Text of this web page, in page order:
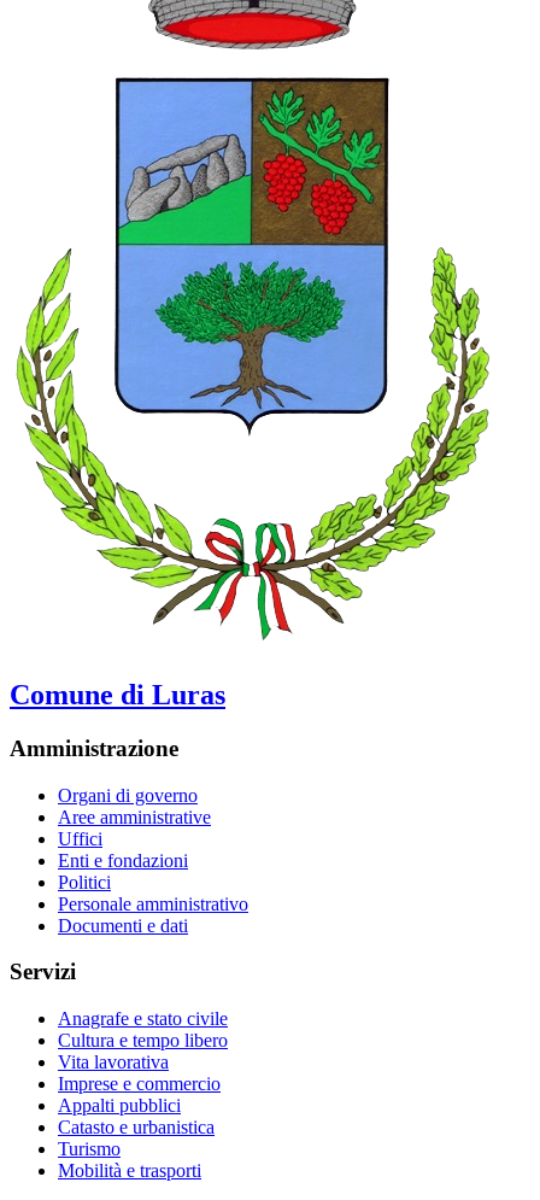
Comune di Luras
Amministrazione
Organi di governo
Aree amministrative
Uffici
Enti e fondazioni
Politici
Personale amministrativo
Documenti e dati
Servizi
Anagrafe e stato civile
Cultura e tempo libero
Vita lavorativa
Imprese e commercio
Appalti pubblici
Catasto e urbanistica
Turismo
Mobilità e trasporti